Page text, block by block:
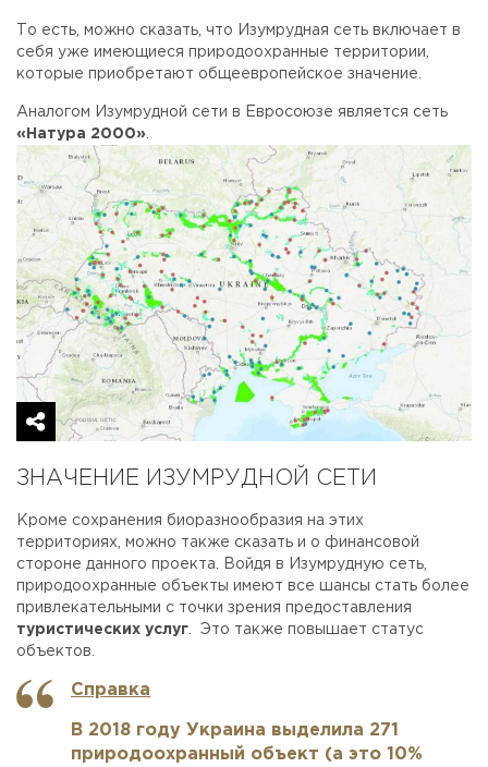
То есть, можно сказать, что Изумрудная сеть включает в
себя уже имеющиеся природоохранные территории,
которые приобретают общеевропейское значение.
Аналогом Изумрудной сети в Евросоюзе является сеть
«Натура 2000»
ЗНАЧЕНИЕ ИЗУМРУДНОЙ СЕТИ
Кроме сохранения биоразнообразия на этих
территориях, можно также сказать и о финансовой
стороне данного проекта. Войдя в Изумрудную сеть,
природоохранные объекты имеют все шансы стать более
привлекательными с точки зрения предоставления
туристических услуг . Это также повышает статус
объектов.
Справка
В 2018 году Украина выделила 271
природоохранный объект (а это 10%